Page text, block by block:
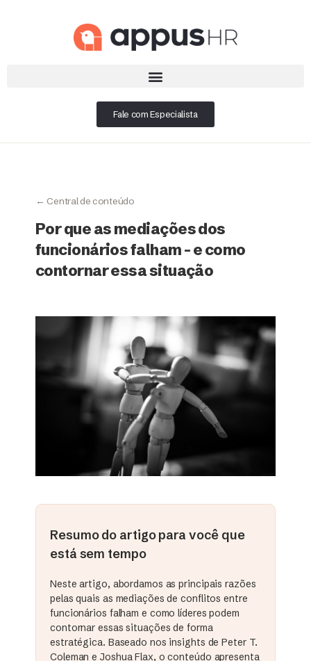
Fale com Especialista
← Central de conteúdo
Por que as mediações dos
funcionários falham – e como
contornar essa situação
Resumo do artigo para você que
está sem tempo
Neste artigo, abordamos as principais razões
pelas quais as mediações de conflitos entre
funcionários falham e como líderes podem
contornar essas situações de forma
estratégica. Baseado nos insights de Peter T.
Coleman e Joshua Flax, o conteúdo apresenta